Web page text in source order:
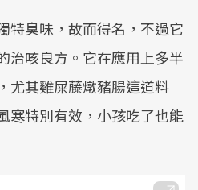
特臭味，故而得名，不過它
治咳良方。它在應用上多半
尤其雞屎藤燉豬腸這道料
寒特別有效，小孩吃了也能